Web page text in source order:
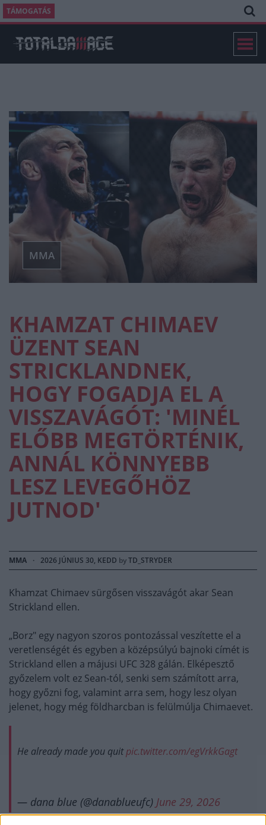
TÁMOGATÁS
MMA
KHAMZAT CHIMAEV
ÜZENT SEAN
STRICKLANDNEK,
HOGY FOGADJA EL A
VISSZAVÁGÓT: 'MINÉL
ELŐBB MEGTÖRTÉNIK,
ANNÁL KÖNNYEBB
LESZ LEVEGŐHÖZ
JUTNOD'
MMA · 2026 JÚNIUS 30, KEDD byTD_STRYDER
Khamzat Chimaev sürgősen visszavágót akar Sean
Strickland ellen.
„Borz" egy nagyon szoros pontozással veszítette el a
veretlenségét és egyben a középsúlyú bajnoki címét is
Strickland ellen a májusi UFC 328 gálán. Elképesztő
győzelem volt ez Sean-tól, senki sem számított arra,
hogy győzni fog, valamint arra sem, hogy lesz olyan
jelenet, hogy még földharcban is felülmúlja Chimaevet.
He already made you quitpic.twitter.com/egVrkkGagt
— dana blue (@danablueufc) June 29, 2026